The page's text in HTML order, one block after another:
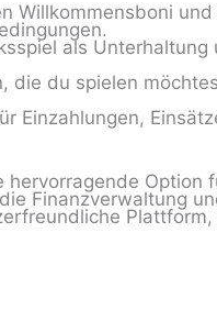
Willkommensboni
als
die du spielen
Einzahlungen,
Finanzverwaltung